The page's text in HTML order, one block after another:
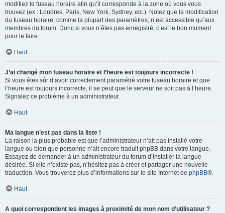
modifiez le fuseau horaire afin qu’il corresponde à la zone où vous vous
trouvez (ex : Londres, Paris, New York, Sydney, etc.). Notez que la modification
du fuseau horaire, comme la plupart des paramètres, n’est accessible qu’aux
membres du forum. Donc si vous n’êtes pas enregistré, c’est le bon moment
pour le faire.
Haut
J’ai changé mon fuseau horaire et l’heure est toujours incorrecte !
Si vous êtes sûr d’avoir correctement paramétré votre fuseau horaire et que
l’heure est toujours incorrecte, il se peut que le serveur ne soit pas à l’heure.
Signalez ce problème à un administrateur.
Haut
Ma langue n’est pas dans la liste !
La raison la plus probable est que l’administrateur n’ait pas installé votre
langue ou bien que personne n’ait encore traduit phpBB dans votre langue.
Essayez de demander à un administrateur du forum d’installer la langue
désirée. Si elle n’existe pas, n’hésitez pas à créer et partager une nouvelle
traduction. Vous trouverez plus d’informations sur le site Internet de phpBB®.
Haut
A quoi correspondent les images à proximité de mon nom d’utilisateur ?